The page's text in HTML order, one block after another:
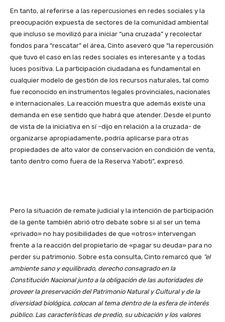
En tanto, al referirse a las repercusiones en redes sociales y la
preocupación expuesta de sectores de la comunidad ambiental
que incluso se movilizó para iniciar “una cruzada” y recolectar
fondos para “rescatar” el área, Cinto aseveró que “la repercusión
que tuvo el caso en las redes sociales es interesante y a todas
luces positiva. La participación ciudadana es fundamental en
cualquier modelo de gestión de los recursos naturales, tal como
fue reconocido en instrumentos legales provinciales, nacionales
e internacionales. La reacción muestra que además existe una
demanda en ese sentido que habrá que atender. Desde el punto
de vista de la iniciativa en sí –dijo en relación a la cruzada- de
organizarse apropiadamente, podría aplicarse para otras
propiedades de alto valor de conservación en condición de venta,
tanto dentro como fuera de la Reserva Yaboti”, expresó.
Pero la situación de remate judicial y la intención de participación
de la gente también abrió otro debate sobre si al ser un tema
«privado» no hay posibilidades de que «otros» intervengan
frente a la reacción del propietario de «pagar su deuda» para no
perder su patrimonio. Sobre esta consulta, Cinto remarcó que “el
ambiente sano y equilibrado, derecho consagrado en la
Constitución Nacional junto a la obligación de las autoridades de
proveer la preservación del Patrimonio Natural y Cultural y de la
diversidad biológica, colocan al tema dentro de la esfera de interés
público. Las características de predio, su ubicación y los valores